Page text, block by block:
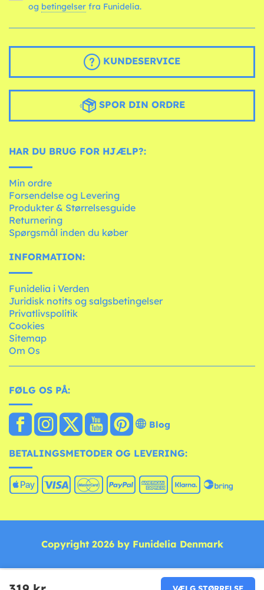
og betingelser fra Funidelia.
KUNDESERVICE
SPOR DIN ORDRE
HAR DU BRUG FOR HJÆLP?:
Min ordre
Forsendelse og Levering
Produkter & Størrelsesguide
Returnering
Spørgsmål inden du køber
INFORMATION:
Funidelia i Verden
Juridisk notits og salgsbetingelser
Privatlivspolitik
Cookies
Sitemap
Om Os
FØLG OS PÅ:
Blog
BETALINGSMETODER OG LEVERING:
Copyright 2026 by Funidelia Denmark